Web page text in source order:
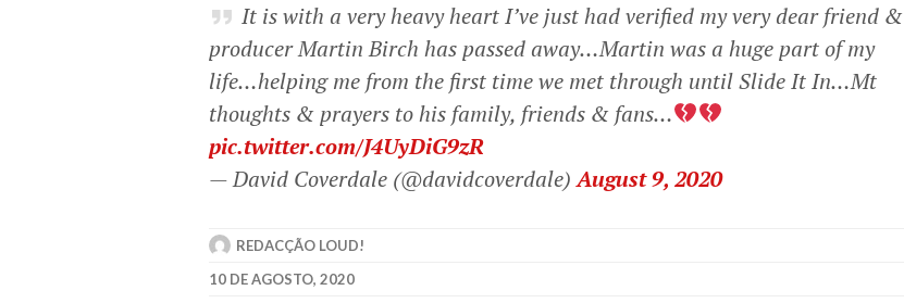
It is with a very heavy heart I’ve just had verified my very dear friend &
producer Martin Birch has passed away…Martin was a huge part of my
life…helping me from the first time we met through until Slide It In…Mt
thoughts & prayers to his family, friends & fans…
pic.twitter.com/J4UyDiG9zR
— David Coverdale (@davidcoverdale)August 9, 2020
REDACÇÃO LOUD!
10 DE AGOSTO, 2020